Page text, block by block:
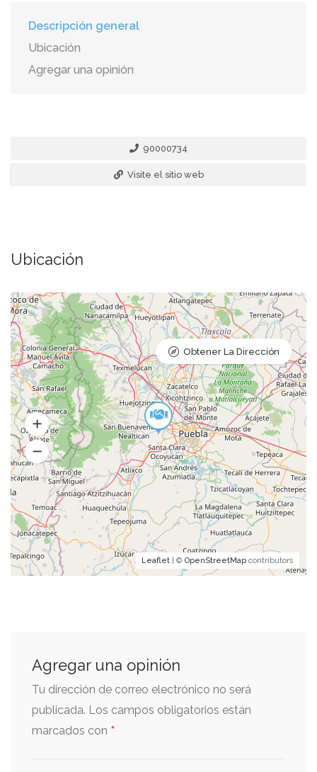
Descripción general
Ubicación
Agregar una opinión
90000734
Visite el sitio web
Ubicación
Leaflet | © OpenStreetMap contributors
Obtener La Dirección
Agregar una opinión
Tu dirección de correo electrónico no será
publicada. Los campos obligatorios están
marcados con *